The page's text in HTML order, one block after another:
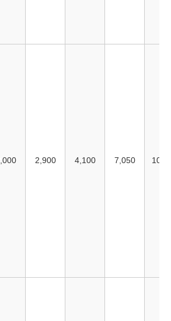
2,900 4,100 7,050